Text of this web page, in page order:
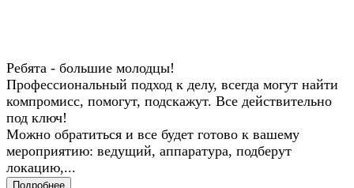
Ребята - большие молодцы!
Профессиональный подход к делу, всегда могут найти
компромисс, помогут, подскажут. Все действительно
под ключ!
Можно обратиться и все будет готово к вашему
мероприятию: ведущий, аппаратура, подберут
локацию,...
Подробнее